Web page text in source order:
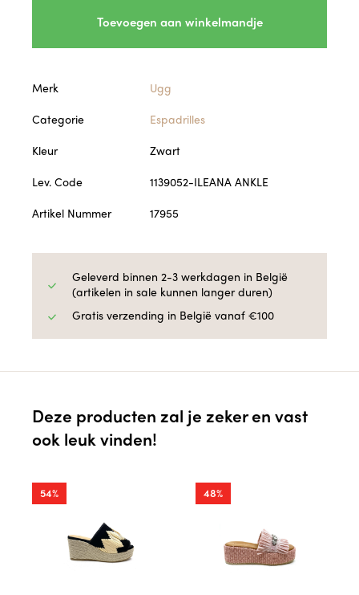
Toevoegen aan winkelmandje
Merk
Ugg
Categorie
Espadrilles
Kleur
Zwart
Lev. Code
1139052-ILEANA ANKLE
Artikel Nummer
17955
Geleverd binnen 2-3 werkdagen in België
(artikelen in sale kunnen langer duren)
Gratis verzending in België vanaf €100
Deze producten zal je zeker en vast
ook leuk vinden!
54% 48%